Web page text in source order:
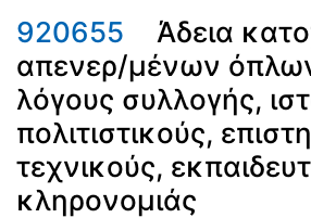
920655
Άδεια
απενερ/μένων
λόγους συλλογής,
πολιτιστικούς,
τεχνικούς,
κληρονομιάς